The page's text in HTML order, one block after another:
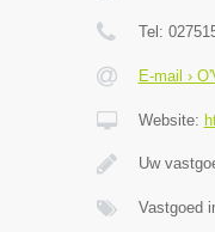
Tel:
E-mail ›
Website:
Uw
Vastgoed